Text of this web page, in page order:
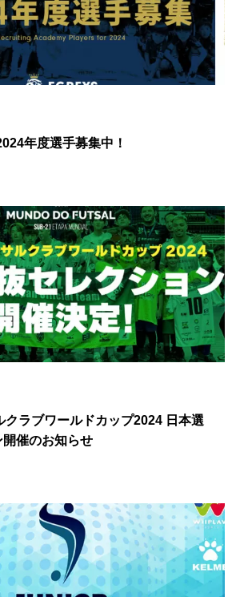
年度選手募集中！
クラブワールドカップ2024 日本選
催のお知らせ